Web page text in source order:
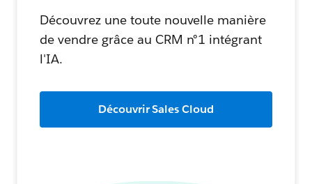
Découvrez une toute nouvelle manière
de vendre grâce au CRM n°1 intégrant
l'IA.
Découvrir Sales Cloud